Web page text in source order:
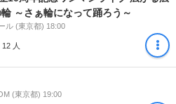
～さぁ輪になって踊ろう～
ル (東京都) 18:00
12 人
(東京都) 19:00